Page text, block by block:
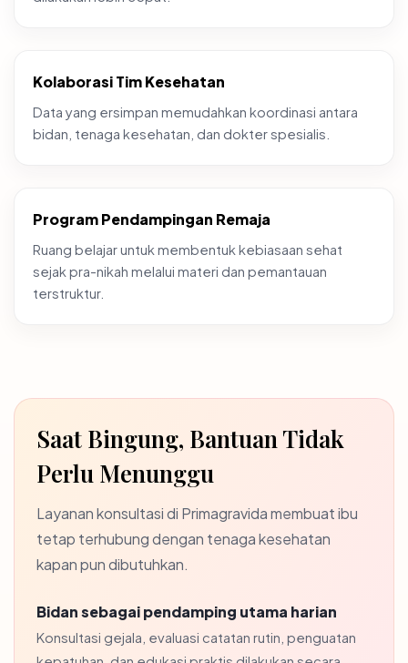
Kolaborasi Tim Kesehatan
Data yang ersimpan memudahkan koordinasi antara
bidan, tenaga kesehatan, dan dokter spesialis.
Program Pendampingan Remaja
Ruang belajar untuk membentuk kebiasaan sehat
sejak pra-nikah melalui materi dan pemantauan
terstruktur.
Saat Bingung, Bantuan Tidak
Perlu Menunggu
Layanan konsultasi di Primagravida membuat ibu
tetap terhubung dengan tenaga kesehatan
kapan pun dibutuhkan.
Bidan sebagai pendamping utama harian
Konsultasi gejala, evaluasi catatan rutin, penguatan